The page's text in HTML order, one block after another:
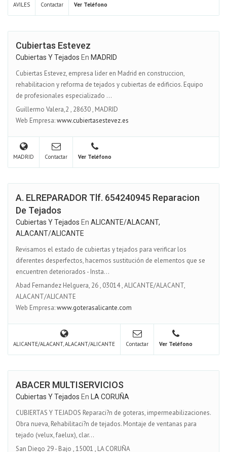
AVILES Contactar Ver Teléfono
Cubiertas Estevez
Cubiertas Y Tejados En MADRID
Cubiertas Estevez, empresa lider en Madrid en construccion,
rehabilitacion y reforma de tejados y cubiertas de edificios. Equipo
de profesionales especializado ...
Guillermo Valera,2 , 28630, MADRID
Web Empresa:www.cubiertasestevez.es
MADRID Contactar Ver Teléfono
A. ELREPARADOR Tlf. 654240945 Reparacion
De Tejados
Cubiertas Y Tejados En ALICANTE/ALACANT,
ALACANT/ALICANTE
Revisamos el estado de cubiertas y tejados para verificar los
diferentes desperfectos, hacemos sustitución de elementos que se
encuentren deteriorados - Insta...
Abad Fernandez Helguera, 26, 03014,ALICANTE/ALACANT,
ALACANT/ALICANTE
Web Empresa:www.goterasalicante.com
ALICANTE/ALACANT, ALACANT/ALICANTE Contactar Ver Teléfono
ABACER MULTISERVICIOS
Cubiertas Y Tejados En LA CORUÑA
CUBIERTAS Y TEJADOS Reparaci?n de goteras, impermeabilizaciones.
Obra nueva, Rehabilitaci?n de tejados. Montaje de ventanas para
tejado (velux, faelux), clar...
San Diego 29 - Bajo ,15001 , LA CORUÑA